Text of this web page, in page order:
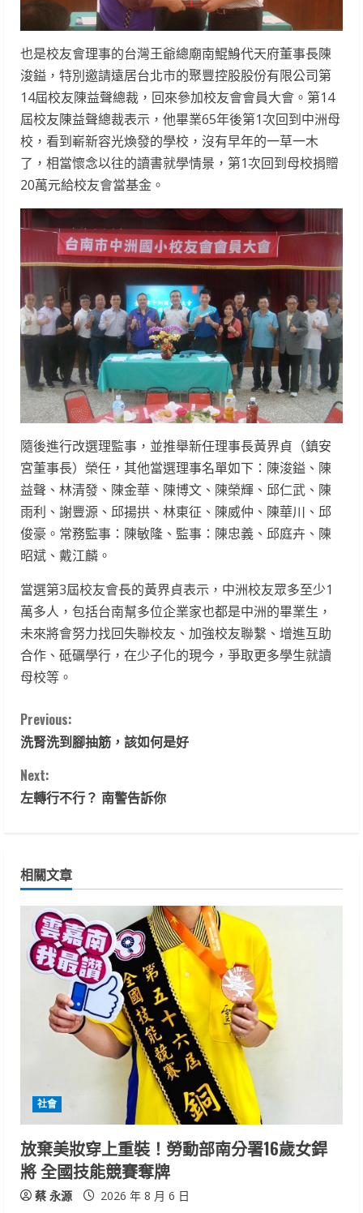
也是校友會理事的台灣王爺總廟南鯤鯓代天府董事長陳
浚鎰，特別邀請遠居台北市的聚豐控股股份有限公司第
14屆校友陳益聲總裁，回來參加校友會會員大會。第14
屆校友陳益聲總裁表示，他畢業65年後第1次回到中洲母
校，看到嶄新容光煥發的學校，沒有早年的一草一木
了，相當懷念以往的讀書就學情景，第1次回到母校捐贈
20萬元給校友會當基金。
隨後進行改選理監事，並推舉新任理事長黃界貞（鎮安
宮董事長）榮任，其他當選理事名單如下：陳浚鎰、陳
益聲、林清發、陳金華、陳博文、陳榮輝、邱仁武、陳
雨利、謝豐源、邱揚拱、林東征、陳威仲、陳華川、邱
俊豪。常務監事：陳敏隆、監事：陳忠義、邱庭卉、陳
昭斌、戴江麟。
當選第3屆校友會長的黃界貞表示，中洲校友眾多至少1
萬多人，包括台南幫多位企業家也都是中洲的畢業生，
未來將會努力找回失聯校友、加強校友聯繫、增進互助
合作、砥礪學行，在少子化的現今，爭取更多學生就讀
母校等。
C
o
n
i
n
e
i
n
g
Previous:
洗腎洗到腳抽筋，該如何是好
Next:
左轉行不行？ 南警告訴你
相關文章
社會
放棄美妝穿上重裝！勞動部南分署16歲女銲
將 全國技能競賽奪牌
蔡 永源 2026 年 8 月 6 日